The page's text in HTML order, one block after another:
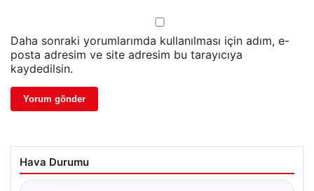
Daha sonraki yorumlarımda kullanılması için adım, e-
posta adresim ve site adresim bu tarayıcıya
kaydedilsin.
Hava Durumu